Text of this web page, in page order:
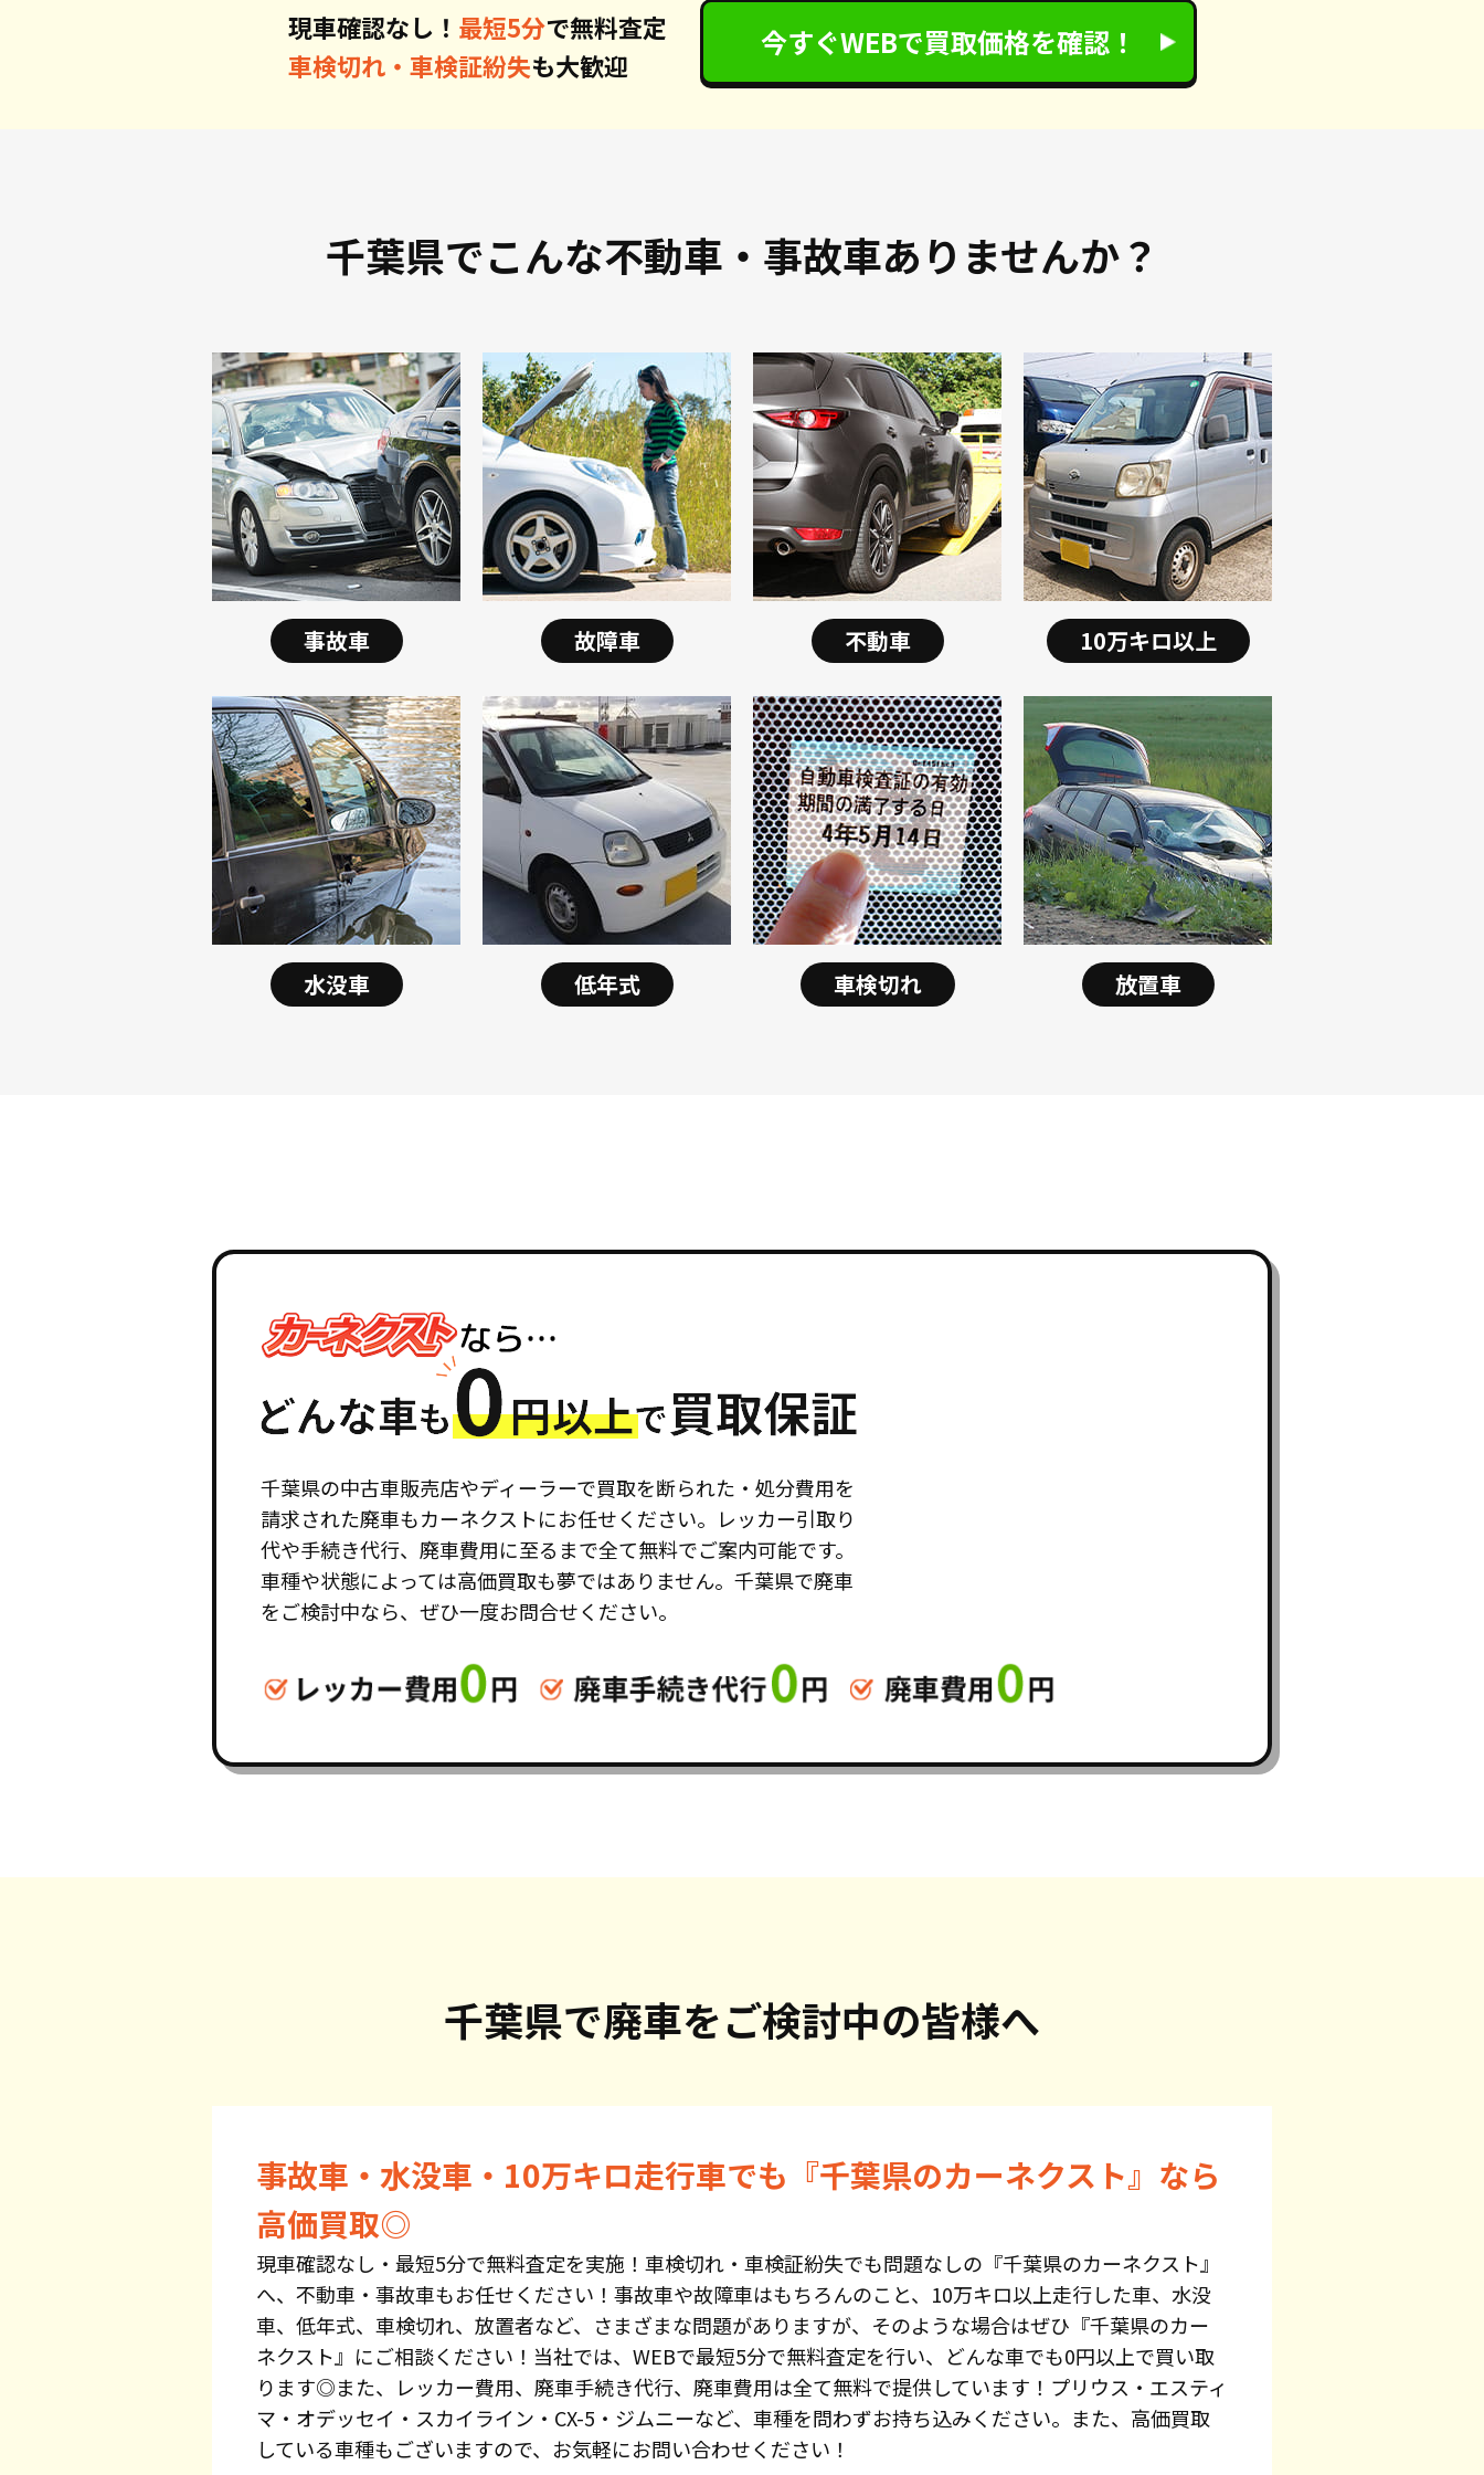
現車確認なし！ 最短5分で無料査定
車検切れ・車検証紛失も大歓迎
今すぐWEBで買取価格を確認！
千葉県でこんな不動車・事故車ありませんか？
事故車 故障車 不動車 10万キロ以上
水没車 低年式 車検切れ 放置車
千葉県の中古車販売店やディーラーで買取を断られた・処分費用を
請求された廃車もカーネクストにお任せください。レッカー引取り
代や手続き代行、廃車費用に至るまで全て無料でご案内可能です。
車種や状態によっては高価買取も夢ではありません。千葉県で廃車
をご検討中なら、ぜひ一度お問合せください。
千葉県で廃車をご検討中の皆様へ
事故車・水没車・10万キロ走行車でも『千葉県のカーネクスト』なら
高価買取◎
現車確認なし・最短5分で無料査定を実施！車検切れ・車検証紛失でも問題なしの『千葉県のカーネクスト』
へ、不動車・事故車もお任せください！事故車や故障車はもちろんのこと、10万キロ以上走行した車、水没
車、低年式、車検切れ、放置者など、さまざまな問題がありますが、そのような場合はぜひ『千葉県のカー
ネクスト』にご相談ください！当社では、WEBで最短5分で無料査定を行い、どんな車でも0円以上で買い取
ります◎また、レッカー費用、廃車手続き代行、廃車費用は全て無料で提供しています！プリウス・エスティ
マ・オデッセイ・スカイライン・CX-5・ジムニーなど、車種を問わずお持ち込みください。また、高価買取
している車種もございますので、お気軽にお問い合わせください！